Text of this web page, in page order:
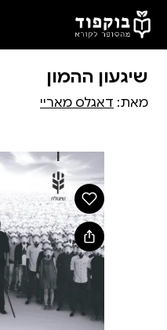
דלג לתוכן הראשי
שיגעון ההמון
מאת: דאגלס מאריי